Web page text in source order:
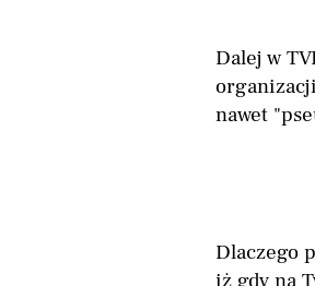
Dalej w
nawet
Dlaczego
iż gdy na